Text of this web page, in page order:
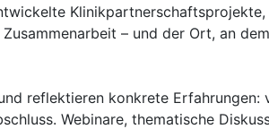
– und der Ort, an
reflektieren konkrete
Webinare, thematische